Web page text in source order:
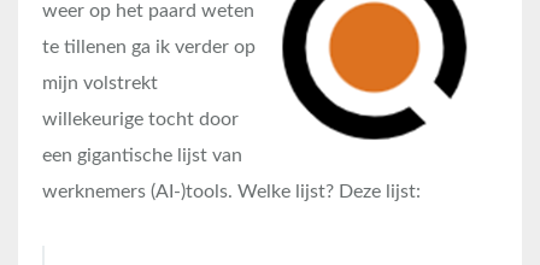
weer op het paard weten
te tillenen ga ik verder op
mijn volstrekt
willekeurige tocht door
een gigantische lijst van
werknemers (AI-)tools. Welke lijst? Deze lijst: